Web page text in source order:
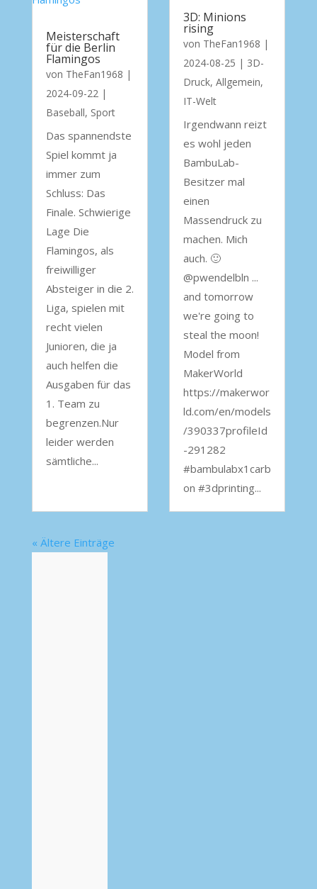
Meisterschaft
für die Berlin
Flamingos
von TheFan1968 |
2024-09-22|
Baseball, Sport
Das spannendste
Spiel kommt ja
immer zum
Schluss: Das
Finale. Schwierige
Lage Die
Flamingos, als
freiwilliger
Absteiger in die 2.
Liga, spielen mit
recht vielen
Junioren, die ja
auch helfen die
Ausgaben für das
1. Team zu
begrenzen.Nur
leider werden
sämtliche...
3D: Minions
rising
von TheFan1968 |
2024-08-25 | 3D-
Druck, Allgemein,
IT-Welt
Irgendwann reizt
es wohl jeden
BambuLab-
Besitzer mal
einen
Massendruck zu
machen. Mich
auch. 🙂
@pwendelbln ...
and tomorrow
we're going to
steal the moon!
Model from
MakerWorld
https://makerwor
ld.com/en/models
/390337profileId
-291282
#bambulabx1carb
on #3dprinting...
« Ältere Einträge